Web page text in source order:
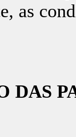
as
DAS